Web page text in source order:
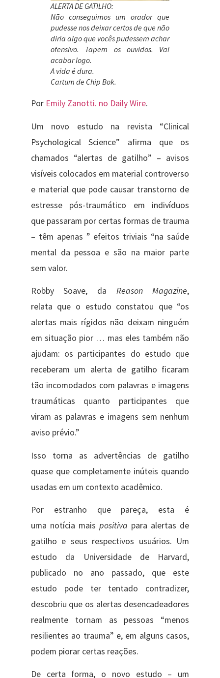
ALERTA DE GATILHO:
Não conseguimos um orador que
pudesse nos deixar certos de que não
diria algo que vocês pudessem achar
ofensivo. Tapem os ouvidos. Vai
acabar logo.
A vida é dura.
Cartum de Chip Bok.
Por Emily Zanotti. no Daily Wire.
Um novo estudo na revista “Clinical
Psychological Science” afirma que os
chamados “alertas de gatilho” – avisos
visíveis colocados em material controverso
e material que pode causar transtorno de
estresse pós-traumático em indivíduos
que passaram por certas formas de trauma
– têm apenas ” efeitos triviais “na saúde
mental da pessoa e são na maior parte
sem valor.
Robby Soave, da Reason Magazine,
relata que o estudo constatou que “os
alertas mais rígidos não deixam ninguém
em situação pior … mas eles também não
ajudam: os participantes do estudo que
receberam um alerta de gatilho ficaram
tão incomodados com palavras e imagens
traumáticas quanto participantes que
viram as palavras e imagens sem nenhum
aviso prévio.”
Isso torna as advertências de gatilho
quase que completamente inúteis quando
usadas em um contexto acadêmico.
Por estranho que pareça, esta é
uma notícia mais positiva para alertas de
gatilho e seus respectivos usuários. Um
estudo da Universidade de Harvard,
publicado no ano passado, que este
estudo pode ter tentado contradizer,
descobriu que os alertas desencadeadores
realmente tornam as pessoas “menos
resilientes ao trauma” e, em alguns casos,
podem piorar certas reações.
De certa forma, o novo estudo – um